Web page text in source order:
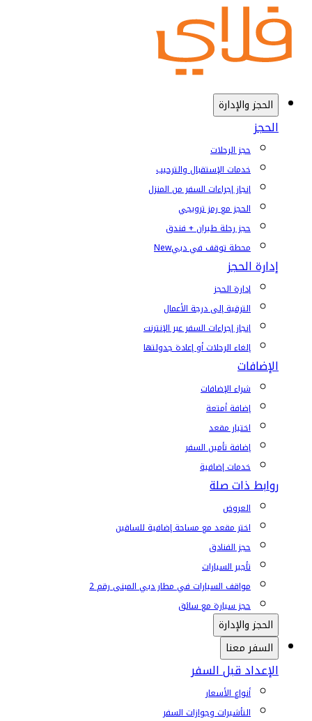
الحجز والإدارة
الحجز
حجز الرحلات
خدمات الإستقبال والترحيب
إنجاز إجراءات السفر من المنزل
الحجز مع رمز ترويجي
حجز رحلة طيران + فندق
محطة توقف في دبيNew
إدارة الحجز
إدارة الحجز
الترقية إلى درجة الأعمال
إنجاز إجراءات السفر عبر الإنترنت
إلغاء الرحلات أو إعادة جدولتها
الإضافات
شراء الإضافات
إضافة أمتعة
اختيار مقعد
إضافة تأمين السفر
خدمات إضافية
روابط ذات صلة
العروض
اختر مقعد مع مساحة إضافية للساقين
حجز الفنادق
تأجير السيارات
مواقف السيارات في مطار دبي المبنى رقم 2
حجز سيارة مع سائق
الحجز والإدارة
السفر معنا
الإعداد قبل السفر
أنواع الأسعار
التأشيرات وجوازات السفر